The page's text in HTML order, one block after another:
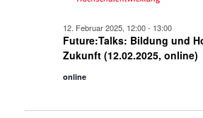
Future:Talks: Bildung und
Zukunft (12.02.2025, online)
12. Februar 2025, 12:00- 13:00
online